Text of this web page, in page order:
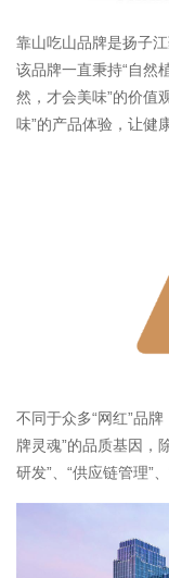
靠山吃山品牌是扬子
该品牌一直秉持“自然
然，才会美味”的价值
味”的产品体验，让健
不同于众多“网红”品
牌灵魂”的品质基因，
研发”、“供应链管理”